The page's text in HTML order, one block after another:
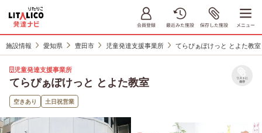
施設情報 愛知県 豊田市 児童発達支援事業所 てらぴぁぽけっと とよた教室
児童発達支援事業所
てらぴぁぽけっと とよた教室 リストに
保存
空きあり 土日祝営業